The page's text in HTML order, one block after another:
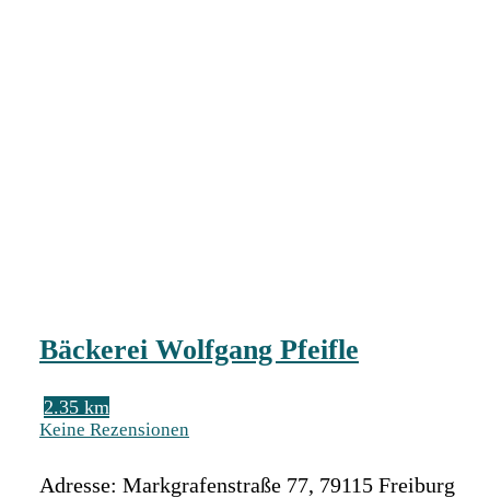
Bäckerei Wolfgang Pfeifle
2.35 km
Keine Rezensionen
Adresse: Markgrafenstraße 77, 79115 Freiburg